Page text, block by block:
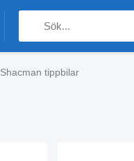
Shacman tippbilar